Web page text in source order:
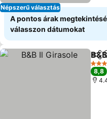
Népszerű választás
A pontos árak
válasszon dátumokat
3
8,8